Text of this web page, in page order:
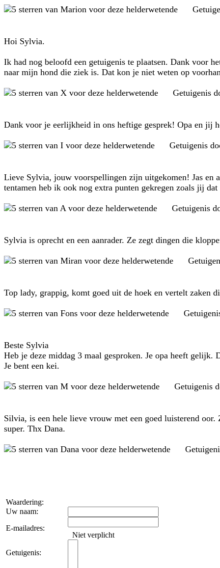
Hoi Sylvia.
Ik had nog beloofd een getuigenis te plaatsen. Dank voor
naar mijn hond die ziek is. Dat kon je niet weten op
Getuigenis
Dank voor je eerlijkheid in ons heftige gesprek! Opa en jij
Getuigenis
Lieve Sylvia, jouw voorspellingen zijn uitgekomen! Jas en
tentamen heb ik ook nog extra punten gekregen zoals jij
Getuigenis
Sylvia is oprecht en een aanrader. Ze zegt dingen die
Top lady, grappig, komt goed uit de hoek en vertelt zaken
Beste Sylvia
Heb je deze middag 3 maal gesproken. Je opa heeft gelijk.
Je bent een kei.
Getuigenis
Silvia, is een hele lieve vrouw met een goed luisterend
super. Thx Dana.
Waardering:
Uw naam:
E-mailadres:
Niet verplicht
Getuigenis: